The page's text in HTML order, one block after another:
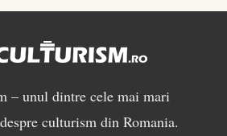
– unul dintre cele mai mari
culturism din Romania.